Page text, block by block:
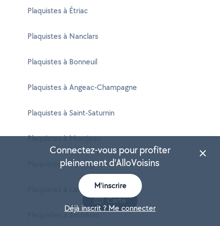
Plaquistes à Étriac
Plaquistes à Nanclars
Plaquistes à Bonneuil
Plaquistes à Angeac-Champagne
Plaquistes à Saint-Saturnin
Plaquistes à Montjean
Plaquistes à Rancogne
Plaquistes à Lachaise
Plaquistes à Ambérac
Carte
Connectez-vous pour profiter
pleinement d'AlloVoisins
M'inscrire
Déjà inscrit ? Me connecter